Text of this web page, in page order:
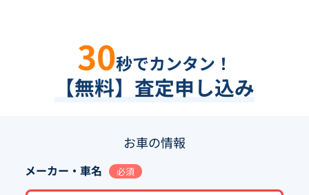
30秒でカンタン！
【無料】査定申し込み
お車の情報
メーカー・車名 必須